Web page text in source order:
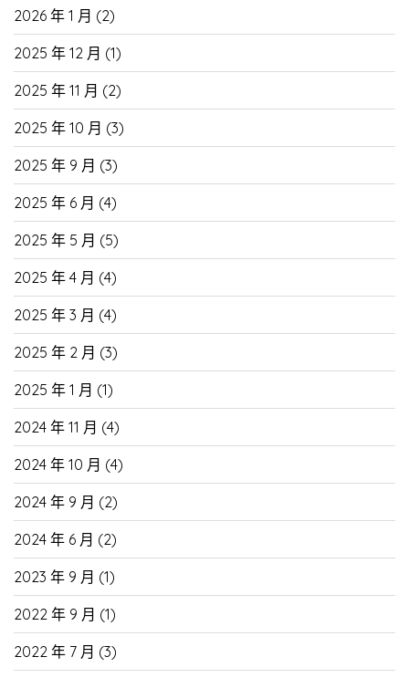
2026 年 1 月 (2)
2025 年 12 月 (1)
2025 年 11 月 (2)
2025 年 10 月 (3)
2025 年 9 月 (3)
2025 年 6 月 (4)
2025 年 5 月 (5)
2025 年 4 月 (4)
2025 年 3 月 (4)
2025 年 2 月 (3)
2025 年 1 月 (1)
2024 年 11 月 (4)
2024 年 10 月 (4)
2024 年 9 月 (2)
2024 年 6 月 (2)
2023 年 9 月 (1)
2022 年 9 月 (1)
2022 年 7 月 (3)